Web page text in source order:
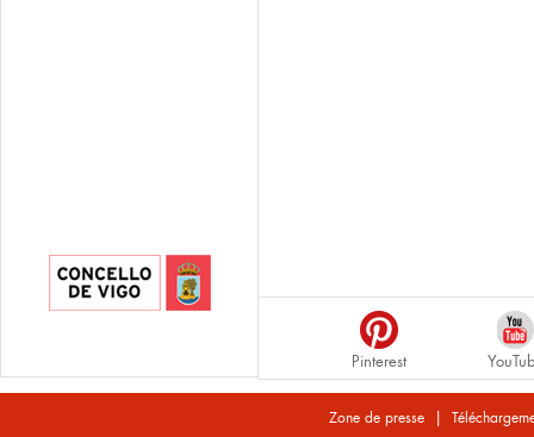
Pinterest
Zone de presse |